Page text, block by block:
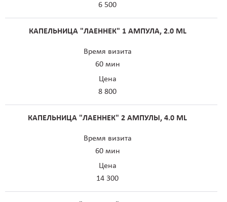
6 500
КАПЕЛЬНИЦА "ЛАЕННЕК" 1 АМПУЛА, 2.0 ML
Время визита
60 мин
Цена
8 800
КАПЕЛЬНИЦА "ЛАЕННЕК" 2 АМПУЛЫ, 4.0 ML
Время визита
60 мин
Цена
14 300